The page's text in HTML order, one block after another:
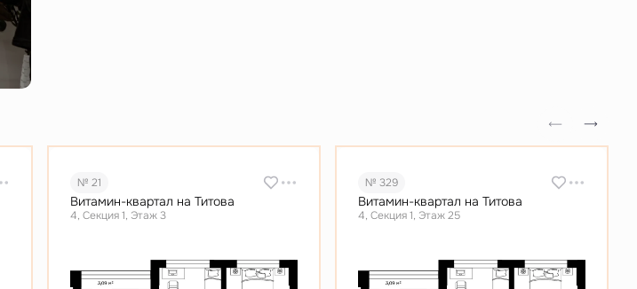
№ 21
Витамин-квартал на Титова
4, Секция 1, Этаж 3
№ 329
Витамин-квартал на Титова
4, Секция 1, Этаж 25